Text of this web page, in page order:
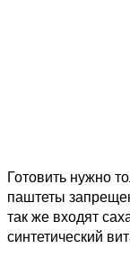
Готовить нужно
паштеты
так же входят
синтетический